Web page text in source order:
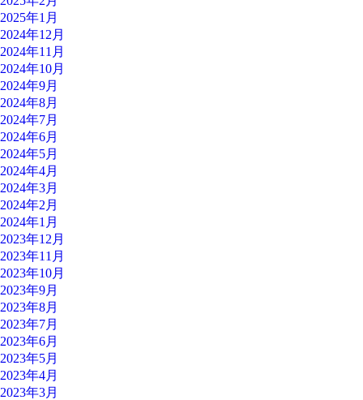
2025年1月
2024年12月
2024年11月
2024年10月
2024年9月
2024年8月
2024年7月
2024年6月
2024年5月
2024年4月
2024年3月
2024年2月
2024年1月
2023年12月
2023年11月
2023年10月
2023年9月
2023年8月
2023年7月
2023年6月
2023年5月
2023年4月
2023年3月